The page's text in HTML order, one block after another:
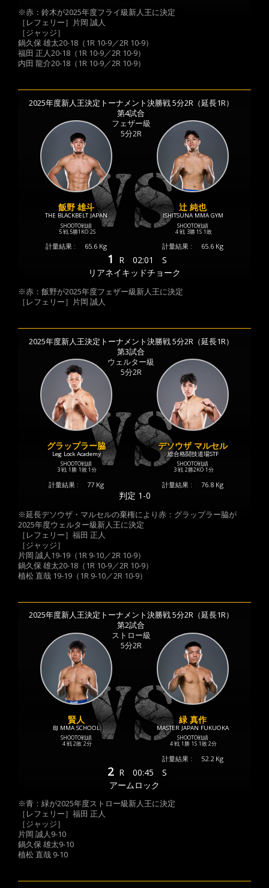
※赤：鈴木が2025年度フライ級新人王に決定
［レフェリー］片岡 誠人
［ジャッジ］
鍋久保 雄太20-18（1R 10-9／2R 10-9）
福田 正人20-18（1R 10-9／2R 10-9）
内田 龍介20-18（1R 10-9／2R 10-9）
2025年度新人王決定トーナメント決勝戦 5分2R（延長1R）
第4試合
フェザー級
5分2R
飯野 雄斗
THE BLACKBELT JAPAN
SHOOTO戦績
5 戦 5勝1KO 2S
計量結果 : 65.6 Kg
辻 純也
ISHITSUNA MMA GYM
SHOOTO戦績
4 戦 3勝 1S 1敗
計量結果 : 65.6 Kg
1 R 02:01
S
リアネイキッドチョーク
※赤：飯野が2025年度フェザー級新人王に決定
［レフェリー］片岡 誠人
2025年度新人王決定トーナメント決勝戦 5分2R（延長1R）
第3試合
ウェルター級
5分2R
グラップラー脇
Leg Lock Academy
SHOOTO戦績
3 戦 1勝 1敗 1分
計量結果 : 77 Kg
デソウザ マルセル
総合格闘技道場STF
SHOOTO戦績
3 戦 2勝2KO 1分
計量結果 : 76.8 Kg
判定 1-0
※延長デソウザ・マルセルの棄権により赤：グラップラー脇が
2025年度ウェルター級新人王に決定
［レフェリー］福田 正人
［ジャッジ］
片岡 誠人19-19（1R 9-10／2R 10-9）
鍋久保 雄太20-18（1R 10-9／2R 10-9）
植松 直哉 19-19（1R 9-10／2R 10-9）
2025年度新人王決定トーナメント決勝戦 5分2R（延長1R）
第2試合
ストロー級
5分2R
賢人
BJ MMA SCHOOL
SHOOTO戦績
4 戦 2敗 2分
緑 真作
MASTER JAPAN FUKUOKA
SHOOTO戦績
4 戦 1勝 1S 1敗 2分
計量結果 : 52.2 Kg
2 R 00:45
S
アームロック
※青：緑が2025年度ストロー級新人王に決定
［レフェリー］福田 正人
［ジャッジ］
片岡 誠人9-10
鍋久保 雄太9-10
植松 直哉 9-10